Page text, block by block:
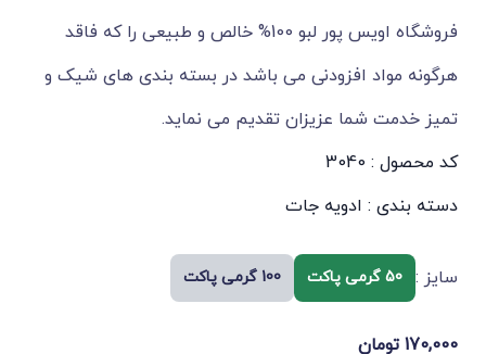
فروشگاه اویس پور لبو 100% خالص و طبیعی را که فاقد
هرگونه مواد افزودنی می باشد در بسته بندی های شیک و
تمیز خدمت شما عزیزان تقدیم می نماید.
کد محصول : 3040
دسته بندی : ادویه جات
سایز : 50 گرمی پاکت 100 گرمی پاکت
170,000 تومان